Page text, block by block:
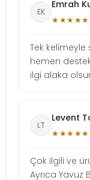
EK
Emrah
★★★★★
Tek
hemen
ilgi alaka
LT
Levent
★★★★★
Çok ilgili ve
Ayrıca Yavuz